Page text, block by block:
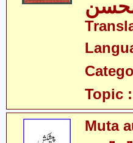
Topic :
Muta